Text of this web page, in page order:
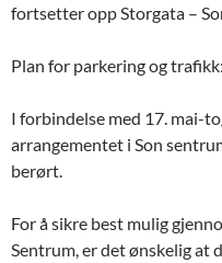
fortsetter opp Storgata –
Plan for parkering og trafikk:
I forbindelse med 17. mai-
arrangementet i Son
berørt.
For å sikre best mulig
Sentrum, er det ønskelig at